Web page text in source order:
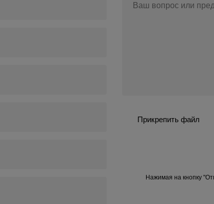
Ваш вопрос или
Прикрепить файл
Нажимая на кнопку